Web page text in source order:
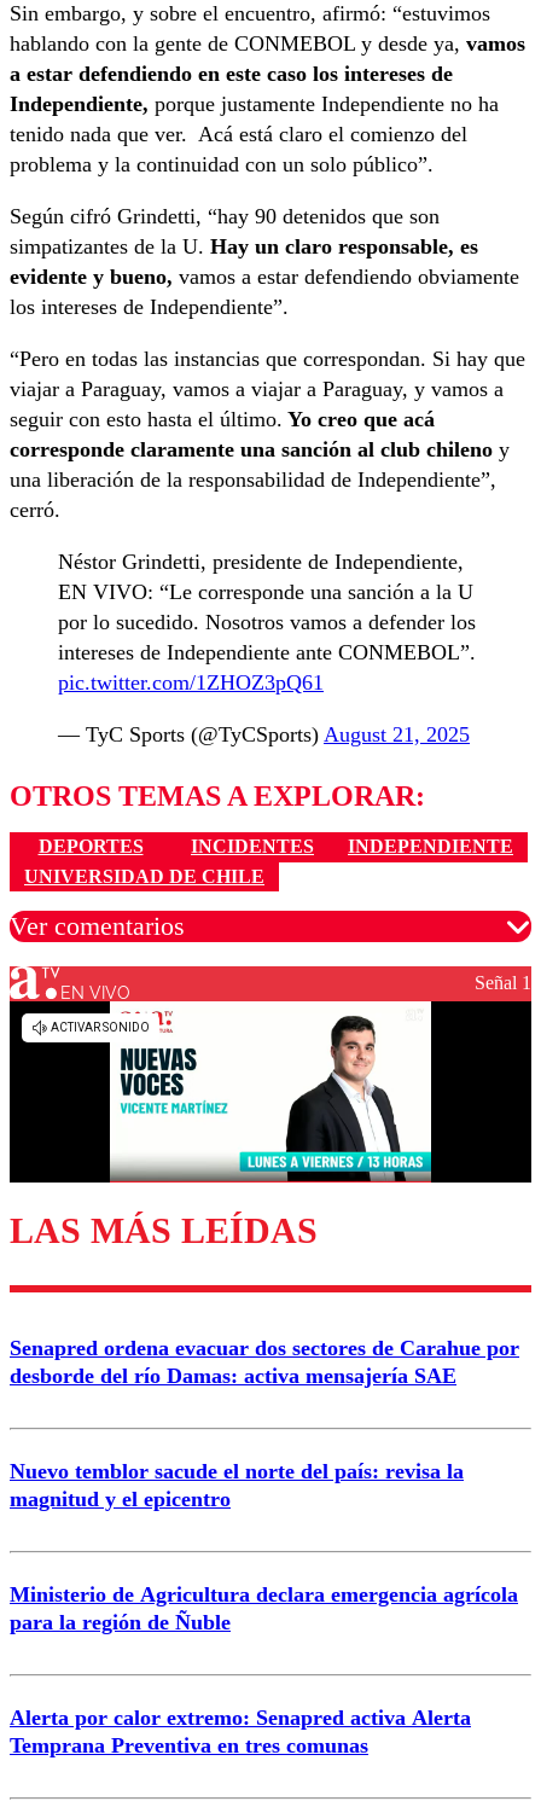
Sin embargo, y sobre el encuentro, afirmó: “estuvimos
hablando con la gente de CONMEBOL y desde ya, vamos
a estar defendiendo en este caso los intereses de
Independiente, porque justamente Independiente no ha
tenido nada que ver. Acá está claro el comienzo del
problema y la continuidad con un solo público”.
Según cifró Grindetti, “hay 90 detenidos que son
simpatizantes de la U. Hay un claro responsable, es
evidente y bueno, vamos a estar defendiendo obviamente
los intereses de Independiente”.
“Pero en todas las instancias que correspondan. Si hay que
viajar a Paraguay, vamos a viajar a Paraguay, y vamos a
seguir con esto hasta el último. Yo creo que acá
corresponde claramente una sanción al club chileno y
una liberación de la responsabilidad de Independiente”,
cerró.
Néstor Grindetti, presidente de Independiente,
EN VIVO: “Le corresponde una sanción a la U
por lo sucedido. Nosotros vamos a defender los
intereses de Independiente ante CONMEBOL”.
pic.twitter.com/1ZHOZ3pQ61
— TyC Sports (@TyCSports) August 21, 2025
OTROS TEMAS A EXPLORAR:
DEPORTES INCIDENTES
INDEPENDIENTE
UNIVERSIDAD DE CHILE
Ver comentarios
Los comentarios son moderados para garantizar un
diálogo respetuoso.
Enviar comentario
EN VIVO Señal 1
LAS MÁS LEÍDAS
Senapred ordena evacuar dos sectores de Carahue por
desborde del río Damas: activa mensajería SAE
Nuevo temblor sacude el norte del país: revisa la
magnitud y el epicentro
Ministerio de Agricultura declara emergencia agrícola
para la región de Ñuble
Alerta por calor extremo: Senapred activa Alerta
Temprana Preventiva en tres comunas